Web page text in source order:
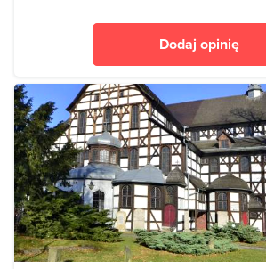
Dodaj opinię